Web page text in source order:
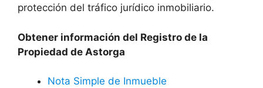
protección del tráfico jurídico inmobiliario.
Obtener información del Registro de la
Propiedad de Astorga
Nota Simple de Inmueble